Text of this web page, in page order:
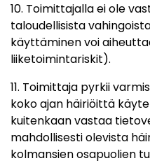
10. Toimittajalla ei ole
taloudellisista
käyttäminen voi
liiketoimintariskit).
11. Toimittaja pyrkii
koko ajan häiriöittä
kuitenkaan vastaa
mahdollisesti olevista
kolmansien osapuolien